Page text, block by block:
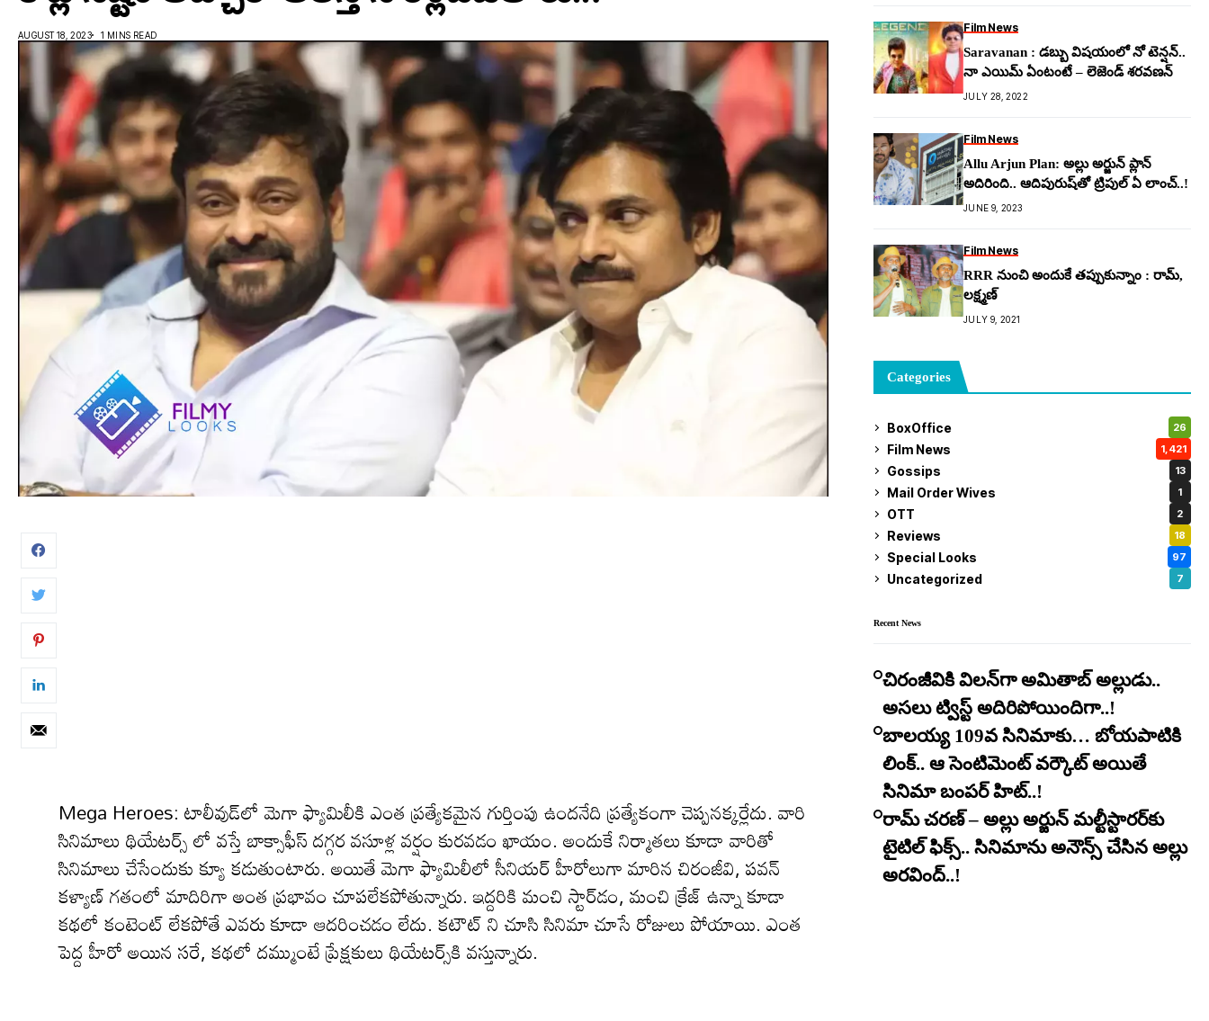
AUGUST 18, 2023 1 MINS READ
Mega Heroes: టాలీవుడ్‌లో మెగా ఫ్యామిలీకి ఎంత ప్ర‌త్యేక‌మైన గుర్తింపు ఉంద‌నేది ప్ర‌త్యేకంగా చెప్ప‌న‌క్క‌ర్లేదు. వారి
సినిమాలు థియేట‌ర్స్ లో వ‌స్తే బాక్సాఫీస్ ద‌గ్గ‌ర వ‌సూళ్ల వ‌ర్షం కుర‌వ‌డం ఖాయం. అందుకే నిర్మాత‌లు కూడా వారితో
సినిమాలు చేసేందుకు క్యూ క‌డుతుంటారు. అయితే మెగా ఫ్యామిలీలో సీనియ‌ర్ హీరోలుగా మారిన చిరంజీవి, ప‌వ‌న్
క‌ళ్యాణ్ గ‌తంలో మాదిరిగా అంత ప్ర‌భావం చూప‌లేక‌పోతున్నారు. ఇద్ద‌రికి మంచి స్టార్‌డం, మంచి క్రేజ్ ఉన్నా కూడా
క‌థ‌లో కంటెంట్ లేక‌పోతే ఎవ‌రు కూడా ఆద‌రించ‌డం లేదు. క‌టౌట్ ని చూసి సినిమా చూసే రోజులు పోయాయి. ఎంత
పెద్ద హీరో అయిన స‌రే, క‌థ‌లో ద‌మ్ముంటే ప్రేక్ష‌కులు థియేట‌ర్స్‌కి వ‌స్తున్నారు.
Film News
Saravanan : డబ్బు విషయంలో నో టెన్షన్..
నా ఎయిమ్ ఏంటంటే – లెజెండ్ శరవణన్
JULY 28, 2022
Film News
Allu Arjun Plan: అల్లు అర్జున్ ప్లాన్
అదిరింది.. ఆదిపురుష్‌తో ట్రిపుల్ ఏ లాంచ్‌..!
JUNE 9, 2023
Film News
RRR నుంచి అందుకే తప్పుకున్నాం : రామ్,
లక్ష్మణ్
JULY 9, 2021
Categories
BoxOffice 26
Film News 1,421
Gossips 13
Mail Order Wives 1
OTT 2
Reviews 18
Special Looks 97
Uncategorized 7
Recent News
చిరంజీవికి విలన్‌గా అమితాబ్ అల్లుడు..
అసలు ట్విస్ట్ అదిరిపోయిందిగా..!
బాలయ్య 109వ సినిమాకు… బోయపాటికి
లింక్.. ఆ సెంటిమెంట్ వర్కౌట్ అయితే
సినిమా బంపర్ హిట్..!
రామ్ చరణ్ – అల్లు అర్జున్ మల్టీస్టారర్​కు
టైటిల్ ఫిక్స్.. సినిమాను అనౌన్స్ చేసిన అల్లు
అరవింద్..!